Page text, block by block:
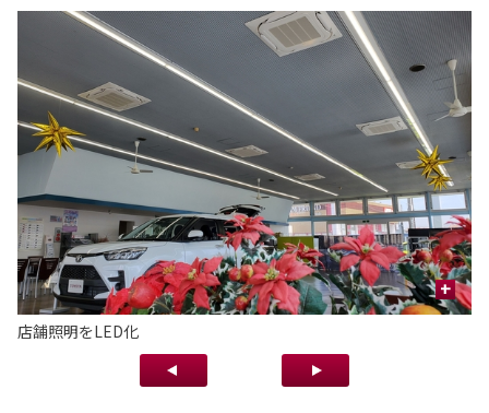
+
店舗照明をLED化